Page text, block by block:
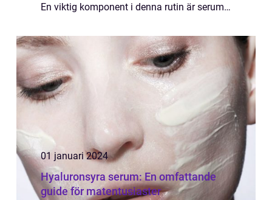
En viktig komponent i denna rutin är serum
djupgående vård och återfuktning till huden.
I denn...
01 januari 2024
Hyaluronsyra serum: En omfattande
guide för matentusiaster